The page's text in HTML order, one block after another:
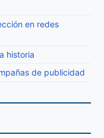
en redes
historia
de publicidad